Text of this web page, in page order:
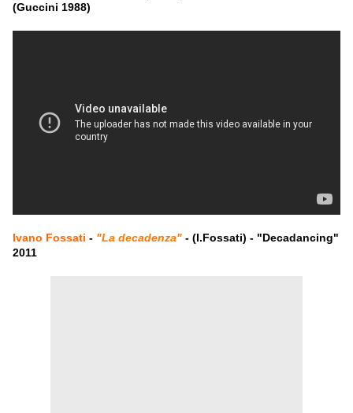
(Guccini 1988)
Ivano Fossati - "La decadenza" - (I.Fossati) - "Decadancing"
2011